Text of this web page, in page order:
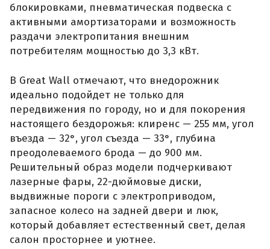
блокировками, пневматическая подвеска с
активными амортизаторами и возможность
раздачи электропитания внешним
потребителям мощностью до 3,3 кВт.
В Great Wall отмечают, что внедорожник
идеально подойдет не только для
передвижения по городу, но и для покорения
настоящего бездорожья: клиренс — 255 мм, угол
въезда — 32°, угол съезда — 33°, глубина
преодолеваемого брода — до 900 мм.
Решительный образ модели подчеркивают
лазерные фары, 22-дюймовые диски,
выдвижные пороги с электроприводом,
запасное колесо на задней двери и люк,
который добавляет естественный свет, делая
салон просторнее и уютнее.